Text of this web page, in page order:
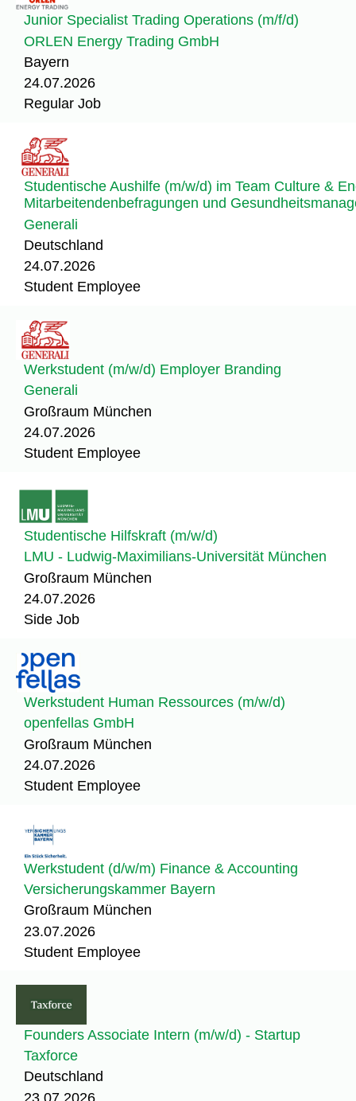
Junior Specialist Trading Operations (m/f/d)
ORLEN Energy Trading GmbH
Bayern
24.07.2026
Regular Job
Studentische Aushilfe (m/w/d) im Team Culture &
Mitarbeitendenbefragungen und
Generali
Deutschland
24.07.2026
Student Employee
Werkstudent (m/w/d) Employer Branding
Generali
Großraum München
24.07.2026
Student Employee
Studentische Hilfskraft (m/w/d)
LMU - Ludwig-Maximilians-Universität München
Großraum München
24.07.2026
Side Job
Werkstudent Human Ressources (m/w/d)
openfellas GmbH
Großraum München
24.07.2026
Student Employee
Werkstudent (d/w/m) Finance & Accounting
Versicherungskammer Bayern
Großraum München
23.07.2026
Student Employee
Founders Associate Intern (m/w/d) - Startup
Taxforce
Deutschland
23.07.2026